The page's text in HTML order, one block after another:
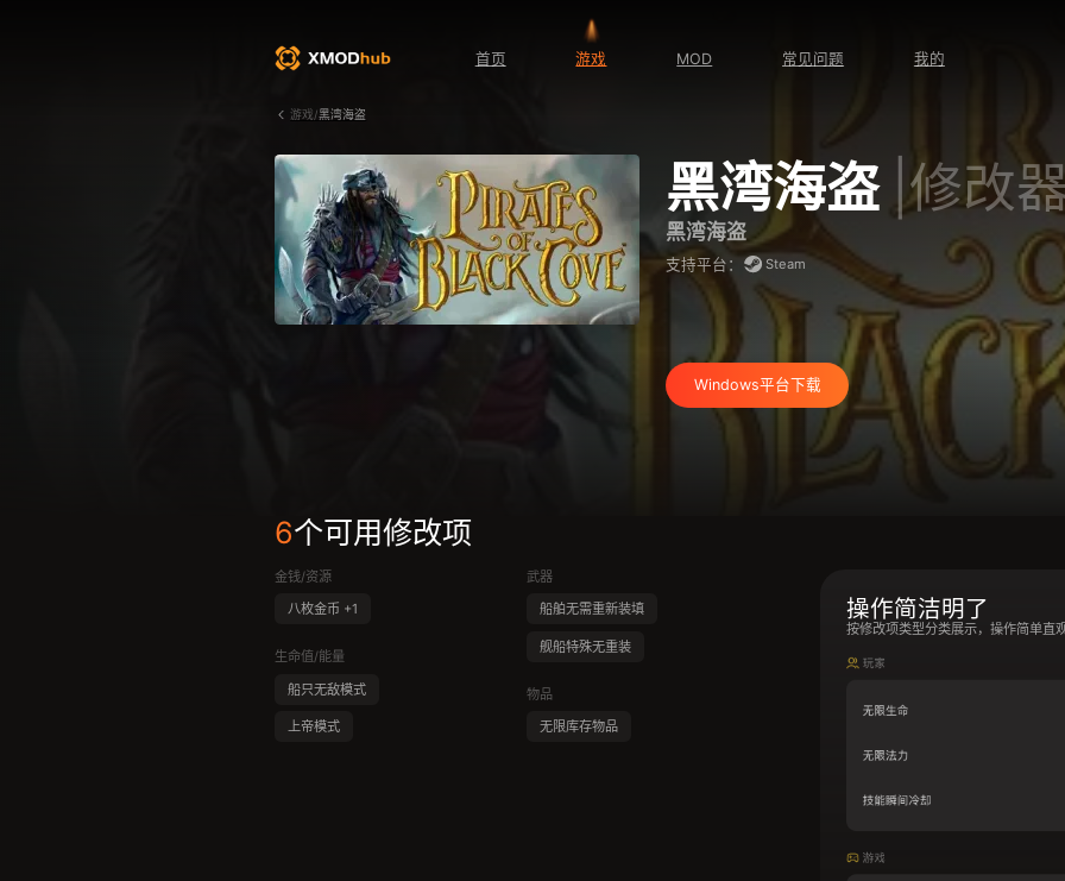
首页 游戏 MOD 常见问题 我的
游戏/黑湾海盗
黑湾海盗 |修改
黑湾海盗
支持平台： Steam
Windows平台下载
6个可用修改项
金钱/资源
八枚金币 +1
生命值/能量
船只无敌模式
上帝模式
武器
船舶无需重新装填
舰船特殊无重装
物品
无限库存物品
操作简洁明了
按修改项类型分类展示，操作简单直